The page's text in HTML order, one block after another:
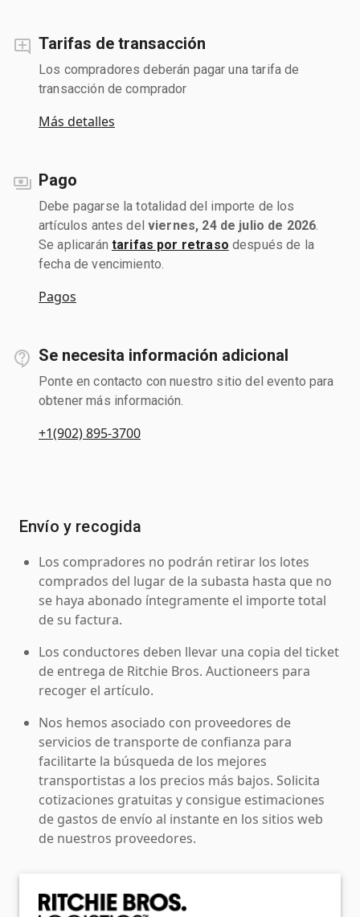
Tarifas de transacción
Los compradores deberán pagar una tarifa de
transacción de comprador
Más detalles
Pago
Debe pagarse la totalidad del importe de los
artículos antes del viernes, 24 de julio de 2026
Se aplicarán tarifas por retraso después de la
fecha de vencimiento.
Pagos
Se necesita información adicional
Ponte en contacto con nuestro sitio del evento para
obtener más información.
+1(902) 895-3700
Envío y recogida
Los compradores no podrán retirar los lotes
comprados del lugar de la subasta hasta que no
se haya abonado íntegramente el importe total
de su factura.
Los conductores deben llevar una copia del ticket
de entrega de Ritchie Bros. Auctioneers para
recoger el artículo.
Nos hemos asociado con proveedores de
servicios de transporte de confianza para
facilitarte la búsqueda de los mejores
transportistas a los precios más bajos. Solicita
cotizaciones gratuitas y consigue estimaciones
de gastos de envío al instante en los sitios web
de nuestros proveedores.